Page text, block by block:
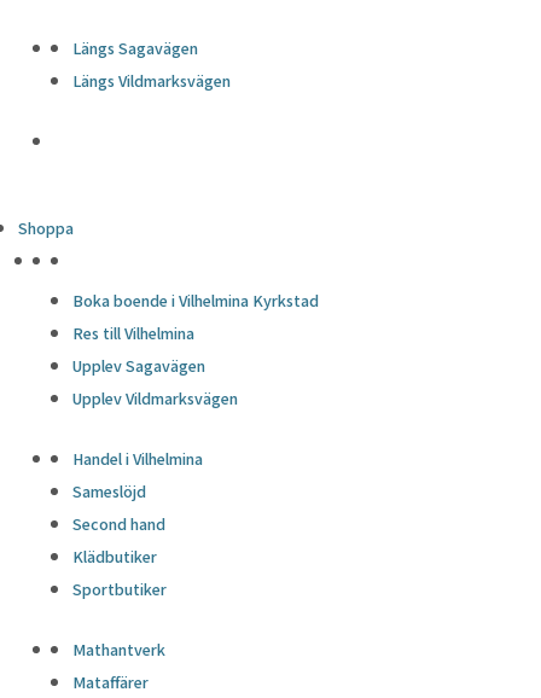
Längs Sagavägen
Längs Vildmarksvägen
Shoppa
Boka boende i Vilhelmina Kyrkstad
Res till Vilhelmina
Upplev Sagavägen
Upplev Vildmarksvägen
Handel i Vilhelmina
Sameslöjd
Second hand
Klädbutiker
Sportbutiker
Mathantverk
Mataffärer